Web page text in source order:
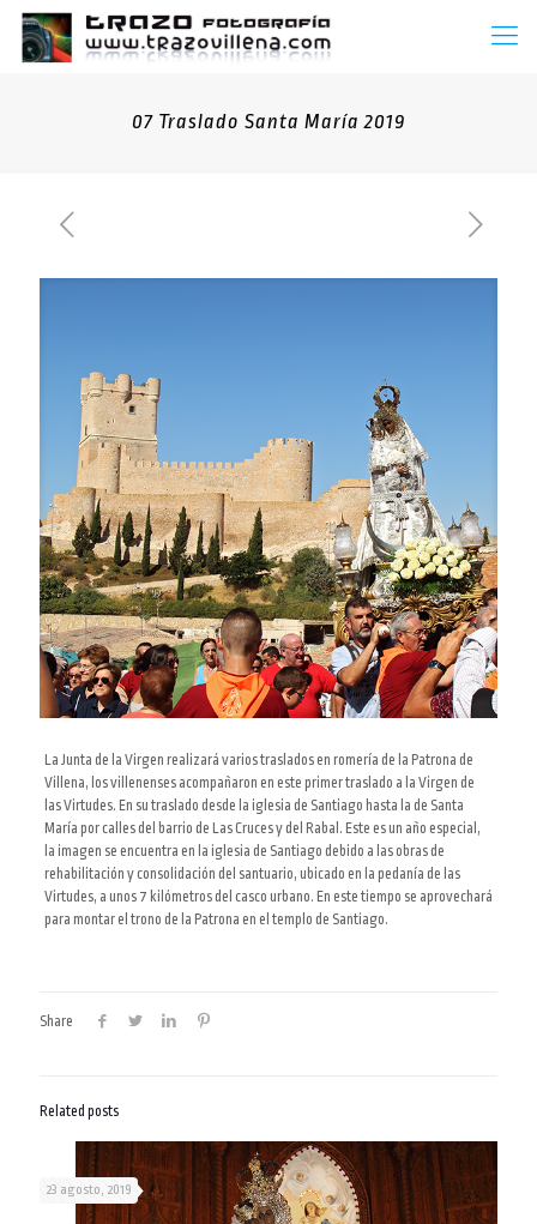
07 Traslado Santa María 2019
La Junta de la Virgen realizará varios traslados en romería de la Patrona de
Villena, los villenenses acompañaron en este primer traslado a la Virgen de
las Virtudes. En su traslado desde la iglesia de Santiago hasta la de Santa
María por calles del barrio de Las Cruces y del Rabal. Este es un año especial,
la imagen se encuentra en la iglesia de Santiago debido a las obras de
rehabilitación y consolidación del santuario, ubicado en la pedanía de las
Virtudes, a unos 7 kilómetros del casco urbano. En este tiempo se aprovechará
para montar el trono de la Patrona en el templo de Santiago.
Share
Related posts
23 agosto, 2019